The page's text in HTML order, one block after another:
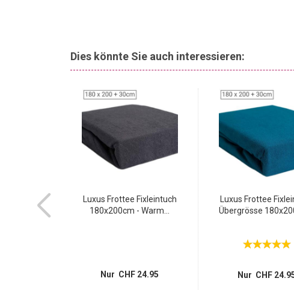
Dies könnte Sie auch interessieren:
Premium
Luxus Frottee Fixleintuch
180x200cm - Warm...
Nur CHF 24.95
Luxus Frottee
Übergrösse
Nur CHF